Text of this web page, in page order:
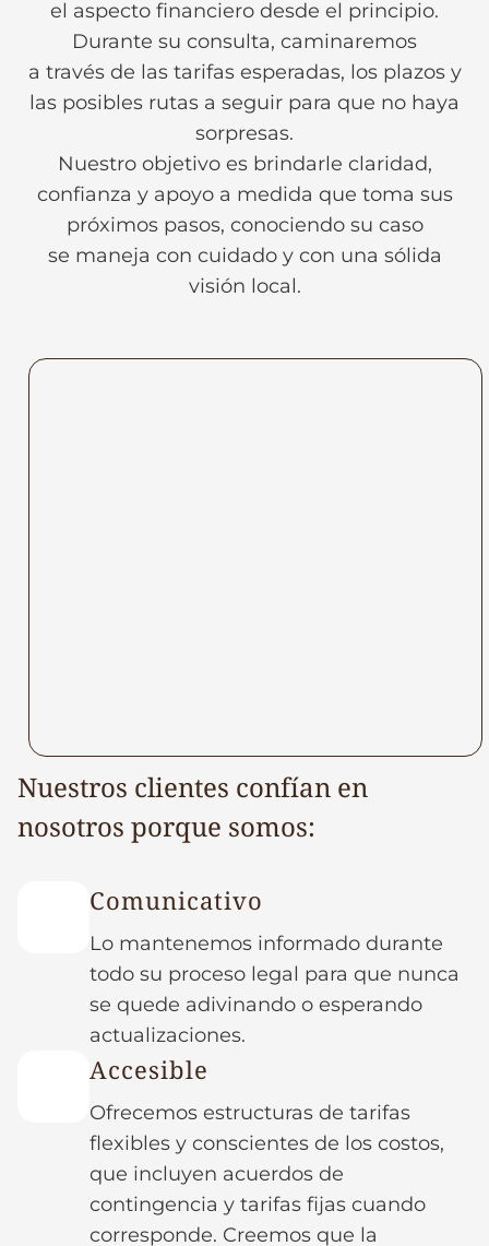
el aspecto financiero desde el principio.
Durante su consulta, caminaremos
a través de las tarifas esperadas, los plazos y
las posibles rutas a seguir para que no haya
sorpresas.
Nuestro objetivo es brindarle claridad,
confianza y apoyo a medida que toma sus
próximos pasos, conociendo su caso
se maneja con cuidado y con una sólida
visión local.
Nuestros clientes confían en
nosotros porque somos:
Comunicativo
Lo mantenemos informado durante
todo su proceso legal para que nunca
se quede adivinando o esperando
actualizaciones.
Accesible
Ofrecemos estructuras de tarifas
flexibles y conscientes de los costos,
que incluyen acuerdos de
contingencia y tarifas fijas cuando
corresponde. Creemos que la